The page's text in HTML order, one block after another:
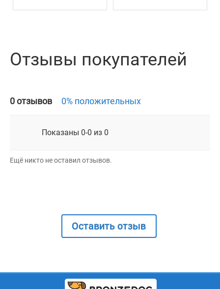
Отзывы покупателей
0 отзывов 0% положительных
Показаны 0-0 из 0
Ещё никто не оставил отзывов.
Оставить отзыв